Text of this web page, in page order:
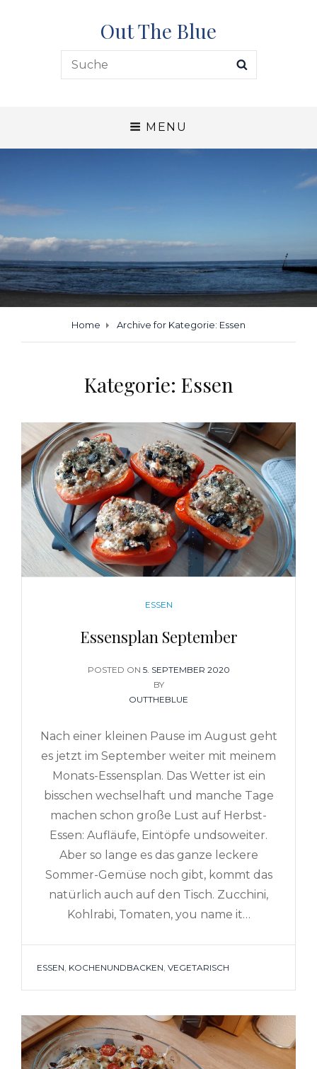
Out The Blue
Search
for:
MENU
Home Archive for Kategorie: Essen
Kategorie: Essen
CATEGORIES
ESSEN
Essensplan September
POSTED ON POSTED
ON
5. SEPTEMBER 2020
BY
OUTTHEBLUE
Nach einer kleinen Pause im August geht
es jetzt im September weiter mit meinem
Monats-Essensplan. Das Wetter ist ein
bisschen wechselhaft und manche Tage
machen schon große Lust auf Herbst-
Essen: Aufläufe, Eintöpfe undsoweiter.
Aber so lange es das ganze leckere
Sommer-Gemüse noch gibt, kommt das
natürlich auch auf den Tisch. Zucchini,
Kohlrabi, Tomaten, you name it…
TAGS
ESSEN, KOCHENUNDBACKEN, VEGETARISCH